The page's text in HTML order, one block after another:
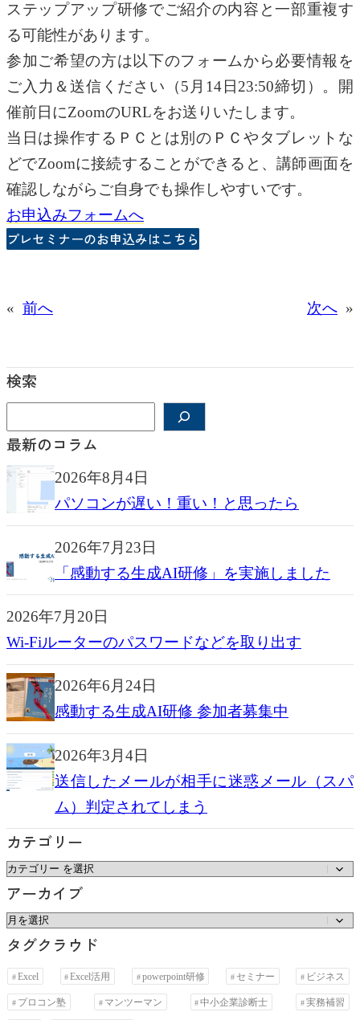
ステップアップ研修でご紹介の内容と一部重複す
る可能性があります。
参加ご希望の方は以下のフォームから必要情報を
ご入力＆送信ください（5月14日23:50締切）。開
催前日にZoomのURLをお送りいたします。
当日は操作するＰＣとは別のＰＣやタブレットな
どでZoomに接続することができると、講師画面を
確認しながらご自身でも操作しやすいです。
お申込みフォームへ
プレセミナーのお申込みはこちら
« 前へ 次へ »
検索
索
最新のコラム
2026年8月4日
パソコンが遅い！重い！と思ったら
2026年7月23日
「感動する生成AI研修」を実施しました
2026年7月20日
Wi-Fiルーターのパスワードなどを取り出す
2026年6月24日
感動する生成AI研修 参加者募集中
2026年3月4日
送信したメールが相手に迷惑メール（スパ
ム）判定されてしまう
カテゴリー
カ
テ
ゴ
リ
ー
アーカイブ
ア
ー
カ
イ
タグクラウド
Excel Excel活用 powerpoint研修 セミナー ビジネス
プロコン塾 マンツーマン 中小企業診断士 実務補習